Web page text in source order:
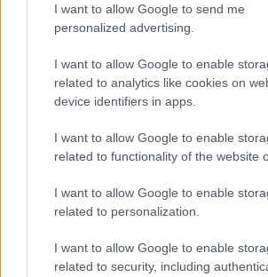
I want to allow Google to send me
personalized advertising.
I want to allow Google to enable
related to analytics like cookies on
device identifiers in apps.
I want to allow Google to enable
related to functionality of the website
I want to allow Google to enable
related to personalization.
I want to allow Google to enable
related to security, including
MALÉV leányvállalata – lenne az
szervizbázisa. A Malév ezen felül
lehetőségét, hogy a fent említett
regionális repülőgépbázisát.
Kultúra, tudomány, oktatás